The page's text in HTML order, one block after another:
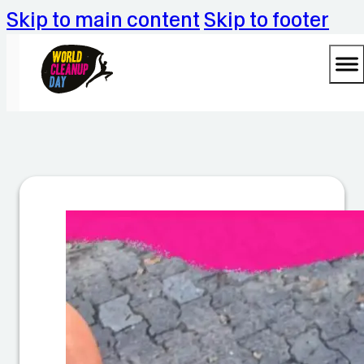
Skip to main content Skip to footer
o
rl
d
C
le